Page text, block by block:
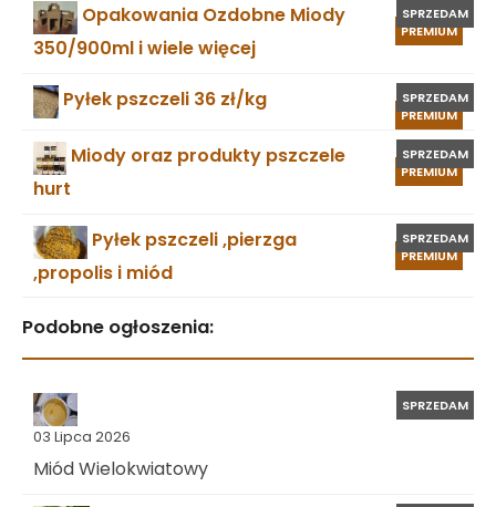
PREMIUM
SPRZEDAM
Opakowania Ozdobne Miody
350/900ml i wiele więcej
PREMIUM
SPRZEDAM
Pyłek pszczeli 36 zł/kg
PREMIUM
SPRZEDAM
Miody oraz produkty pszczele
hurt
PREMIUM
SPRZEDAM
Pyłek pszczeli ,pierzga
,propolis i miód
Podobne ogłoszenia:
03 Lipca 2026
SPRZEDAM
Miód Wielokwiatowy